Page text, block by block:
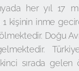
her yıl 17
kişinin inme
Doğu
sırada gelen